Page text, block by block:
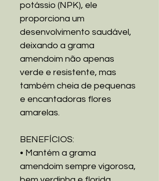
potássio (NPK), ele
proporciona um
desenvolvimento saudável,
deixando a grama
amendoim não apenas
verde e resistente, mas
também cheia de pequenas
e encantadoras flores
amarelas.
BENEFÍCIOS:
• Mantém a grama
amendoim sempre vigorosa,